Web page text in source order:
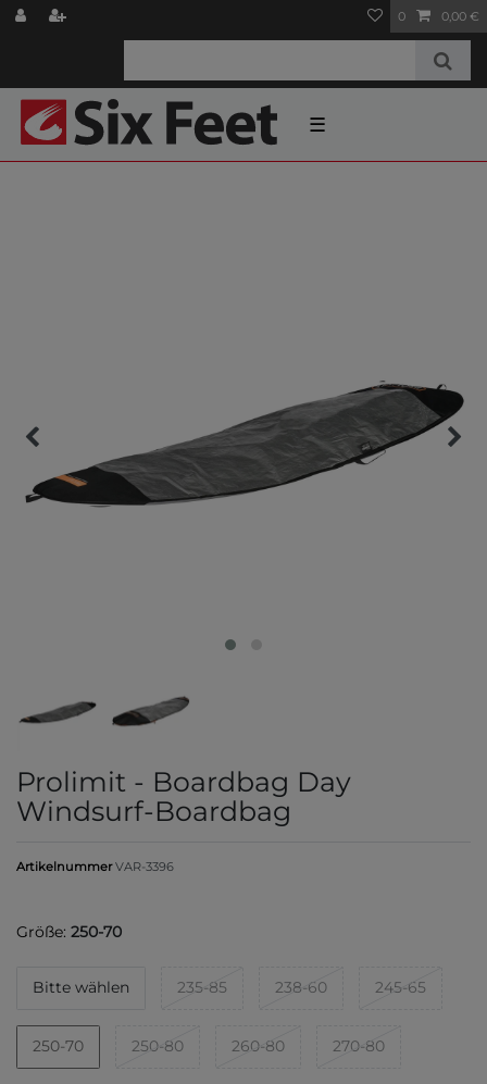
0 0,00 €
☰
Prolimit - Boardbag Day
Windsurf-Boardbag
ArtikelnummerVAR-3396
Größe: 250-70
Bitte wählen 235-85 238-60 245-65
250-70 250-80 260-80 270-80